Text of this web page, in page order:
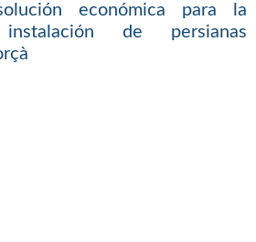
económica para la
de persianas